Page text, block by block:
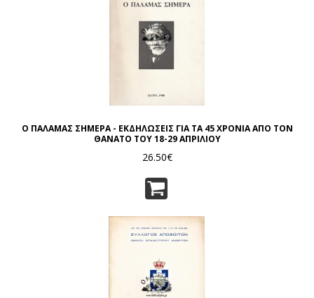
Ο ΠΑΛΑΜΑΣ ΣΗΜΕΡΑ - ΕΚΔΗΛΩΣΕΙΣ ΓΙΑ ΤΑ 45 ΧΡΟΝΙΑ ΑΠΟ ΤΟΝ
ΘΑΝΑΤΟ ΤΟΥ 18-29 ΑΠΡΙΛΙΟΥ
26.50€